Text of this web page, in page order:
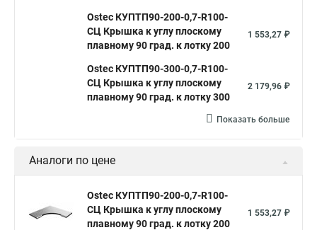
Ostec КУПТП90-200-0,7-R100-
СЦ Крышка к углу плоскому
плавному 90 град. к лотку 200
1 553,27 ₽
Ostec КУПТП90-300-0,7-R100-
СЦ Крышка к углу плоскому
плавному 90 град. к лотку 300
2 179,96 ₽
Показать больше
Аналоги по цене
Ostec КУПТП90-200-0,7-R100-
СЦ Крышка к углу плоскому
плавному 90 град. к лотку 200
1 553,27 ₽